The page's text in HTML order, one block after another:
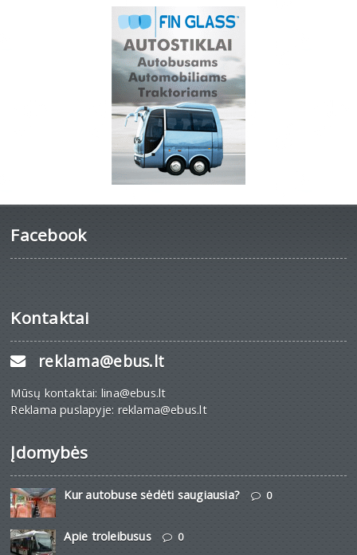
Facebook
Kontaktai
reklama@ebus.lt
Mūsų kontaktai: lina@ebus.lt
Reklama puslapyje: reklama@ebus.lt
Įdomybės
Kur autobuse sėdėti saugiausia? 0
Apie troleibusus 0